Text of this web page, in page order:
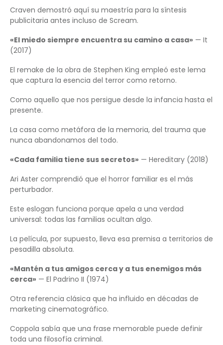
Craven demostró aquí su maestría para la síntesis
publicitaria antes incluso de Scream.
«El miedo siempre encuentra su camino a casa» — It
(2017)
El remake de la obra de Stephen King empleó este lema
que captura la esencia del terror como retorno.
Como aquello que nos persigue desde la infancia hasta el
presente.
La casa como metáfora de la memoria, del trauma que
nunca abandonamos del todo.
«Cada familia tiene sus secretos» — Hereditary (2018)
Ari Aster comprendió que el horror familiar es el más
perturbador.
Este eslogan funciona porque apela a una verdad
universal: todas las familias ocultan algo.
La película, por supuesto, lleva esa premisa a territorios de
pesadilla absoluta.
«Mantén a tus amigos cerca y a tus enemigos más
cerca» — El Padrino II (1974)
Otra referencia clásica que ha influido en décadas de
marketing cinematográfico.
Coppola sabía que una frase memorable puede definir
toda una filosofía criminal.